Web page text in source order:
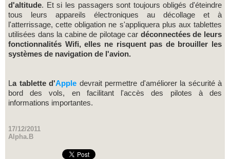
d'altitude. Et si les passagers sont toujours obligés d'éteindre
tous leurs appareils électroniques au décollage et à
l'atterrissage, cette obligation ne s'appliquera plus aux tablettes
utilisées dans la cabine de pilotage car déconnectées de leurs
fonctionnalités Wifi, elles ne risquent pas de brouiller les
systèmes de navigation de l'avion.
La tablette d'Apple devrait permettre d'améliorer la sécurité à
bord des vols, en facilitant l'accès des pilotes à des
informations importantes.
17/12/2011
Alpha.B